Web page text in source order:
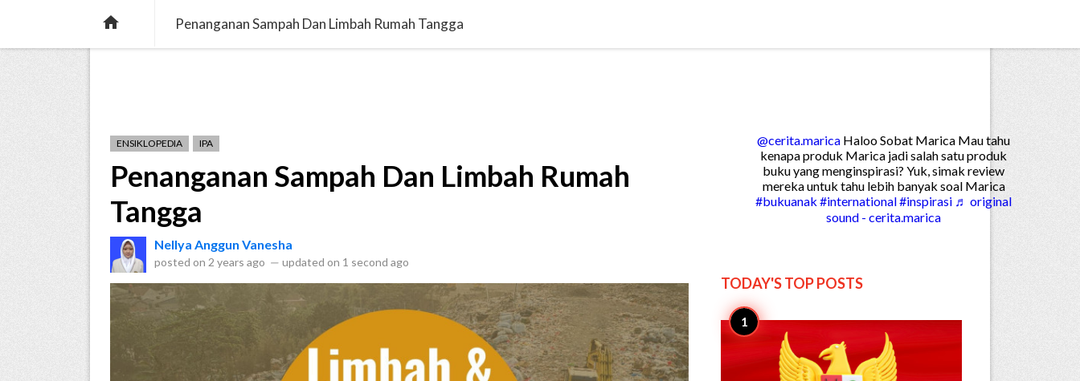
 Penanganan Sampah Dan Limbah Rumah Tangga
ENSIKLOPEDIA IPA
Penanganan Sampah Dan Limbah Rumah
Tangga
Nellya Anggun Vanesha
posted on 2 years ago — updated on 1 second ago
@cerita.marica Haloo Sobat Marica Mau tahu
kenapa produk Marica jadi salah satu produk
buku yang menginspirasi? Yuk, simak review
mereka untuk tahu lebih banyak soal Marica
#bukuanak #international#inspirasi ♬ original
sound - cerita.marica
TODAY'S TOPPOSTS